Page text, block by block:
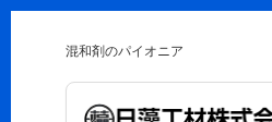
混和剤のパイオニア